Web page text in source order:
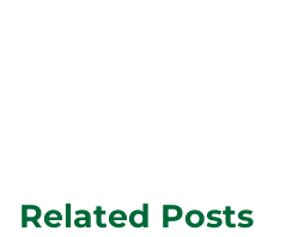
Related Posts